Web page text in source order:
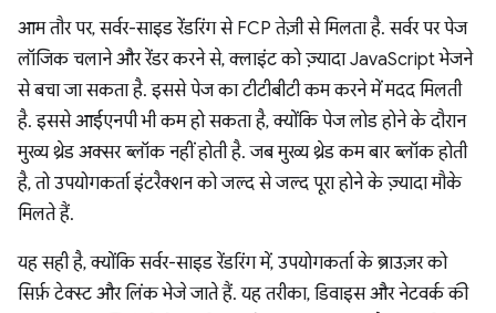
आम तौर पर, सर्वर-साइड रेंडरिंग से FCP तेज़ी से मिलता है. सर्वर पर पेज
लॉजिक चलाने और रेंडर करने से, क्लाइंट को ज़्यादा JavaScript भेजने
से बचा जा सकता है. इससे पेज का टीटीबीटी कम करने में मदद मिलती
है. इससे आईएनपी भी कम हो सकता है, क्योंकि पेज लोड होने के दौरान
मुख्य थ्रेड अक्सर ब्लॉक नहीं होती है. जब मुख्य थ्रेड कम बार ब्लॉक होती
है, तो उपयोगकर्ता इंटरैक्शन को जल्द से जल्द पूरा होने के ज़्यादा मौके
मिलते हैं.
यह सही है, क्योंकि सर्वर-साइड रेंडरिंग में, उपयोगकर्ता के ब्राउज़र को
सिर्फ़ टेक्स्ट और लिंक भेजे जाते हैं. यह तरीका, डिवाइस और नेटवर्क की